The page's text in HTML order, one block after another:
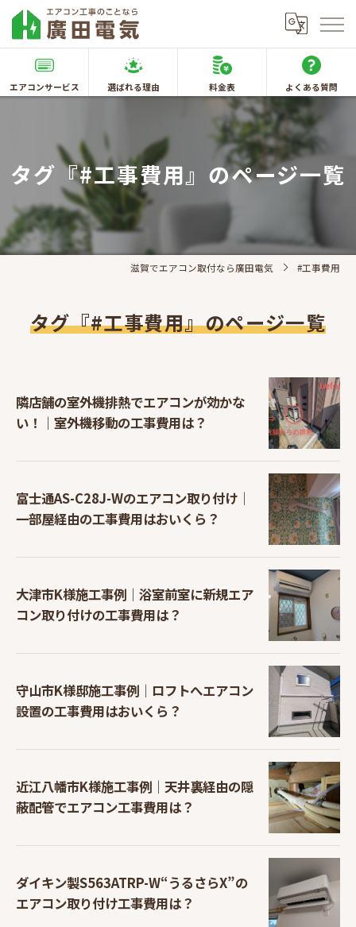
エアコンサービス 選ばれる理由 料金表 よくある質問
タグ『#工事費用』のページ一覧
滋賀でエアコン取付なら廣田電気 #工事費用
タグ『#工事費用』のページ一覧
隣店舗の室外機排熱でエアコンが効かな
い！｜室外機移動の工事費用は？
富士通AS-C28J-Wのエアコン取り付け｜
一部屋経由の工事費用はおいくら？
大津市K様施工事例｜浴室前室に新規エア
コン取り付けの工事費用は？
守山市K様邸施工事例｜ロフトへエアコン
設置の工事費用はおいくら？
近江八幡市K様施工事例｜天井裏経由の隠
蔽配管でエアコン工事費用は？
ダイキン製S563ATRP-W“うるさらX”の
エアコン取り付け工事費用は？